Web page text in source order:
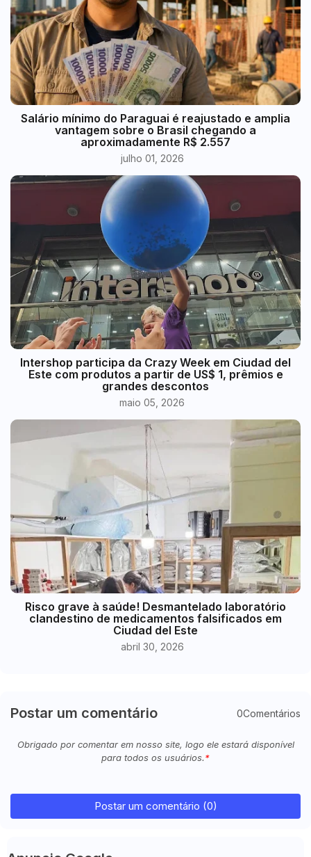
​Salário mínimo do Paraguai é reajustado e amplia
vantagem sobre o Brasil chegando a
aproximadamente R$ 2.557
julho 01, 2026
Intershop participa da Crazy Week em Ciudad del
Este com produtos a partir de US$ 1, prêmios e
grandes descontos
maio 05, 2026
Risco grave à saúde! Desmantelado laboratório
clandestino de medicamentos falsificados em
Ciudad del Este
abril 30, 2026
Postar um comentário 0Comentários
Obrigado por comentar em nosso site, logo ele estará disponível
para todos os usuários.
Postar um comentário (0)